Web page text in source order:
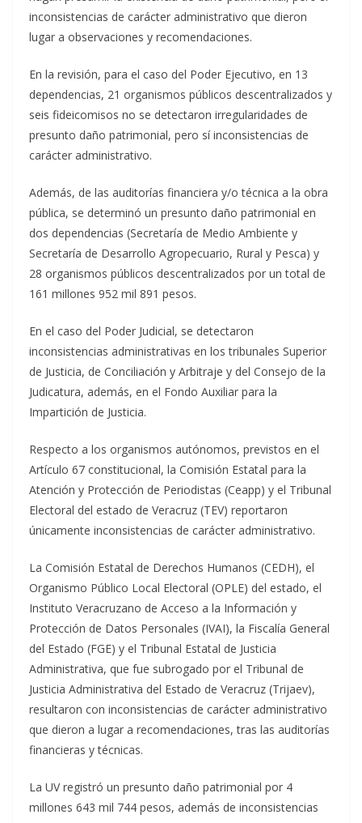
inconsistencias de carácter administrativo que dieron
lugar a observaciones y recomendaciones.
En la revisión, para el caso del Poder Ejecutivo, en 13
dependencias, 21 organismos públicos descentralizados y
seis fideicomisos no se detectaron irregularidades de
presunto daño patrimonial, pero sí inconsistencias de
carácter administrativo.
Además, de las auditorías financiera y/o técnica a la obra
pública, se determinó un presunto daño patrimonial en
dos dependencias (Secretaría de Medio Ambiente y
Secretaría de Desarrollo Agropecuario, Rural y Pesca) y
28 organismos públicos descentralizados por un total de
161 millones 952 mil 891 pesos.
En el caso del Poder Judicial, se detectaron
inconsistencias administrativas en los tribunales Superior
de Justicia, de Conciliación y Arbitraje y del Consejo de la
Judicatura, además, en el Fondo Auxiliar para la
Impartición de Justicia.
Respecto a los organismos autónomos, previstos en el
Artículo 67 constitucional, la Comisión Estatal para la
Atención y Protección de Periodistas (Ceapp) y el Tribunal
Electoral del estado de Veracruz (TEV) reportaron
únicamente inconsistencias de carácter administrativo.
La Comisión Estatal de Derechos Humanos (CEDH), el
Organismo Público Local Electoral (OPLE) del estado, el
Instituto Veracruzano de Acceso a la Información y
Protección de Datos Personales (IVAI), la Fiscalía General
del Estado (FGE) y el Tribunal Estatal de Justicia
Administrativa, que fue subrogado por el Tribunal de
Justicia Administrativa del Estado de Veracruz (Trijaev),
resultaron con inconsistencias de carácter administrativo
que dieron a lugar a recomendaciones, tras las auditorías
financieras y técnicas.
La UV registró un presunto daño patrimonial por 4
millones 643 mil 744 pesos, además de inconsistencias